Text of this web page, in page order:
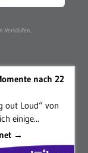
Verkäufen.
nach 22
out Loud“ von
einige...
→